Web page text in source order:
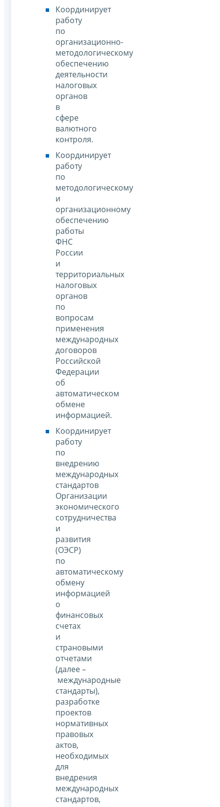
Координирует
работу
по
организационно-
методологическому
обеспечению
деятельности
налоговых
органов
в
сфере
валютного
контроля.
Координирует
работу
по
методологическому
и
организационному
обеспечению
работы
ФНС
России
и
территориальных
налоговых
органов
по
вопросам
применения
международных
договоров
Российской
Федерации
об
автоматическом
обмене
информацией.
Координирует
работу
по
внедрению
международных
стандартов
Организации
экономического
сотрудничества
и
развития
(ОЭСР)
по
автоматическому
обмену
информацией
о
финансовых
счетах
и
страновыми
отчетами
(далее –
международные
стандарты),
разработке
проектов
нормативных
правовых
актов,
необходимых
для
внедрения
международных
стандартов,